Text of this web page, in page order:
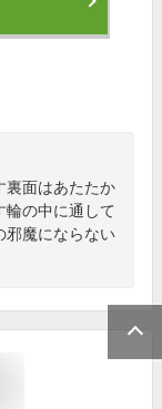
裏面はあたたか
輪の中に通して
邪魔にならない